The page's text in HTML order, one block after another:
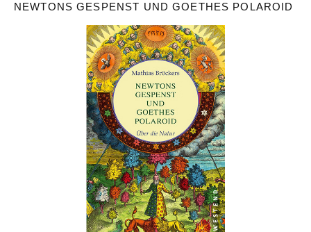
NEWTONS GESPENST UND GOETHES POLAROID